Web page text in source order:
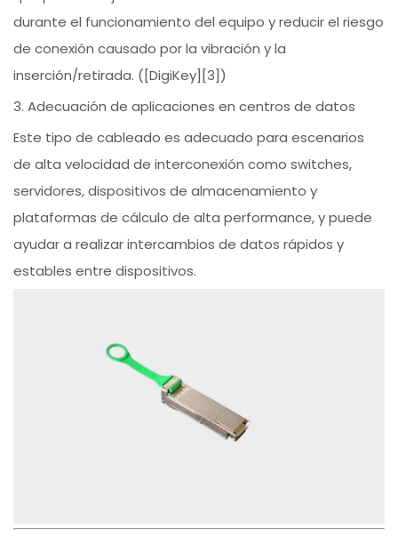
durante el funcionamiento del equipo y reducir el riesgo
de conexión causado por la vibración y la
inserción/retirada. ([DigiKey][3])
3. Adecuación de aplicaciones en centros de datos
Este tipo de cableado es adecuado para escenarios
de alta velocidad de interconexión como switches,
servidores, dispositivos de almacenamiento y
plataformas de cálculo de alta performance, y puede
ayudar a realizar intercambios de datos rápidos y
estables entre dispositivos.